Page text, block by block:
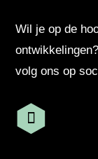
Wil je op de
volg ons op